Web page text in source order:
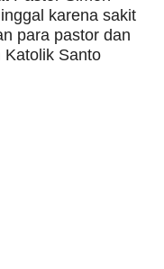
karena sakit
para pastor dan
Katolik Santo